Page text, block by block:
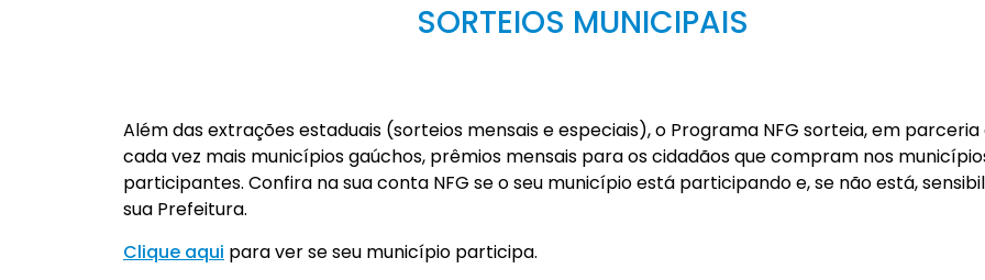
SORTEIOS MUNICIPAIS
Além das extrações estaduais (sorteios mensais e especiais), o Programa NFG sorteia, em
cada vez mais municípios gaúchos, prêmios mensais para os cidadãos que compram nos
participantes. Confira na sua conta NFG se o seu município está participando e, se não está,
sua Prefeitura.
Clique aqui para ver se seu município participa.